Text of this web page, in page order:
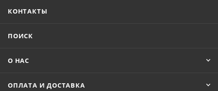
КОНТАКТЫ
ПОИСК
О НАС
ОПЛАТА И ДОСТАВКА